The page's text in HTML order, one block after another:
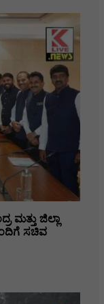
ಮತ್ತು ಜಿಲ್ಲಾ
ಸಚಿವ